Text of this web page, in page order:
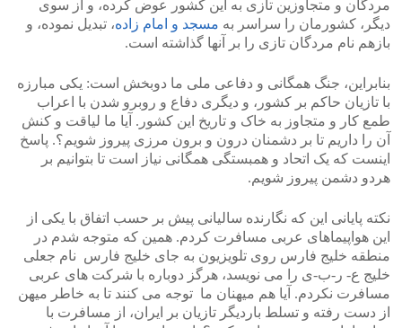
مردگان و متجاوزین تازی به این کشور عوض کرده، و از سوی
دیگر، کشورمان را سراسر به مسجد و امام زاده، تبدیل نموده، و
بازهم نام مردگان تازی را بر آنها گذاشته است.
بنابراین، جنگ همگانی و دفاعی ملی ما دوبخش است: یکی مبارزه
با تازیان حاکم بر کشور، و دیگری دفاع و روبرو شدن با اعراب
طمع کار و متجاوز به خاک و تاریخ این کشور. آیا ما لیاقت و کنش
آن را داریم تا بر دشمنان درون و برون مرزی پیروز شویم؟. پاسخ
اینست که یک اتحاد و همبستگی همگانی نیاز است تا بتوانیم بر
هردو دشمن پیروز شویم.
نکته پایانی این که نگارنده سالیانی پیش بر حسب اتفاق با یکی از
این هواپیماهای عربی مسافرت کردم. همین که متوجه شدم در
منطقه خلیج فارس روی تلویزیون به جای خلیج فارس نام جعلی
خلیج ع- ر-ب-ی را می نویسد، هرگز دوباره با شرکت های عربی
مسافرت نکردم. آیا هم میهنان ما توجه می کنند تا به خاطر میهن
از دست رفته و تسلط باردیگر تازیان بر ایران، از مسافرت با